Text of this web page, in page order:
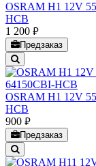
OSRAM H1 12V
HCB
1 200 руб.
Предзаказ
OSRAM H1 12V
HCB
900 руб.
Предзаказ